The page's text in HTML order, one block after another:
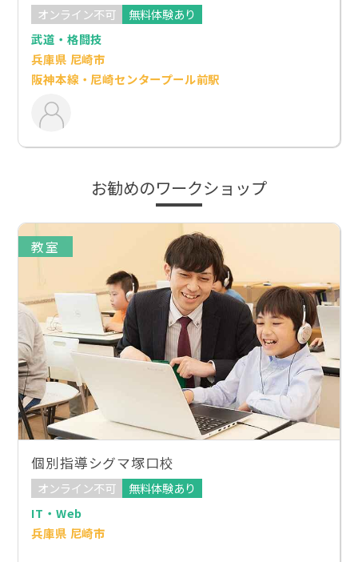
オンライン不可
無料体験あり
武道・格闘技
兵庫県 尼崎市
阪神本線・尼崎センタープール前駅
お勧めのワークショップ
教室
個別指導シグマ塚口校
オンライン不可
無料体験あり
IT・Web
兵庫県 尼崎市